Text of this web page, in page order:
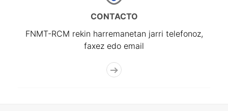
CONTACTO
FNMT-RCM rekin harremanetan jarri telefonoz,
faxez edo email